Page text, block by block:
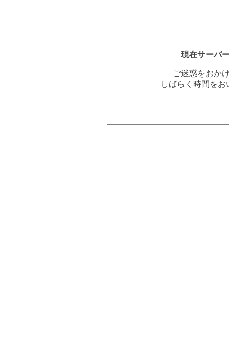
現在サーバ
ご迷惑をおか
しばらく時間を